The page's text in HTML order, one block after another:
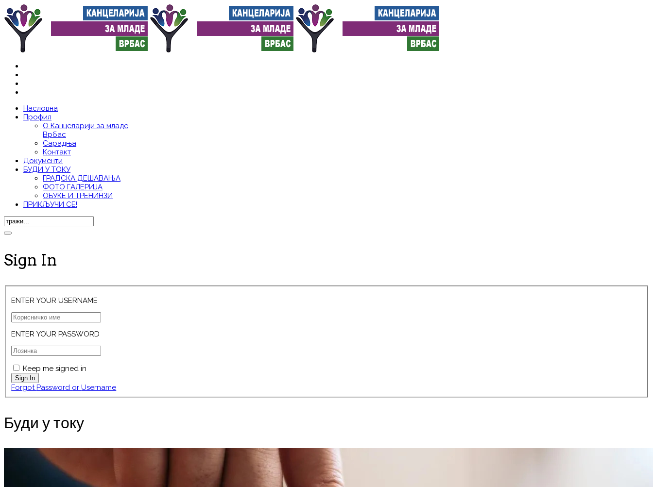
Насловна
Профил
О Канцеларији за младе
Врбас
Сарадња
Контакт
Документи
БУДИ У ТОКУ
ГРАДСКА ДЕШАВАЊА
ФОТО ГАЛЕРИЈА
ОБУКЕ И ТРЕНИНЗИ
ПРИКЉУЧИ СЕ!
Sign In
ENTER YOUR USERNAME
ENTER YOUR PASSWORD
Keep me signed in
Forgot Password or Username
Буди у току